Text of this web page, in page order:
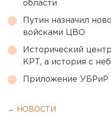
области
Путин назначил
войсками ЦВО
Исторический
КРТ, а история с
Приложение УБРиР
← НОВОСТИ